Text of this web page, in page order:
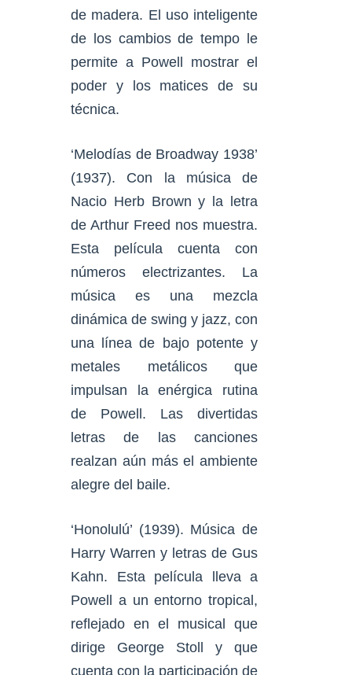
de madera. El uso inteligente
de los cambios de tempo le
permite a Powell mostrar el
poder y los matices de su
técnica.
‘Melodías de Broadway 1938’
(1937). Con la música de
Nacio Herb Brown y la letra
de Arthur Freed nos muestra.
Esta película cuenta con
números electrizantes. La
música es una mezcla
dinámica de swing y jazz, con
una línea de bajo potente y
metales metálicos que
impulsan la enérgica rutina
de Powell. Las divertidas
letras de las canciones
realzan aún más el ambiente
alegre del baile.
‘Honolulú’ (1939). Música de
Harry Warren y letras de Gus
Kahn. Esta película lleva a
Powell a un entorno tropical,
reflejado en el musical que
dirige George Stoll y que
cuenta con la participación de